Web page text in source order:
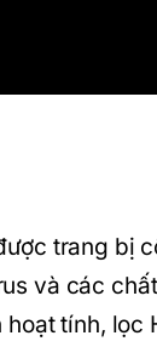
trang bị
và các
tính, lọc